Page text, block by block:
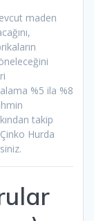
maden
%5 ila %8
takip
Hurda